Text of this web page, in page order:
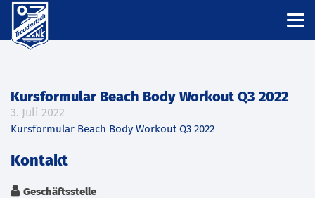
Kursformular Beach Body Workout Q3 2022
3. Juli 2022
Kursformular Beach Body Workout Q3 2022
Kontakt
Geschäftsstelle